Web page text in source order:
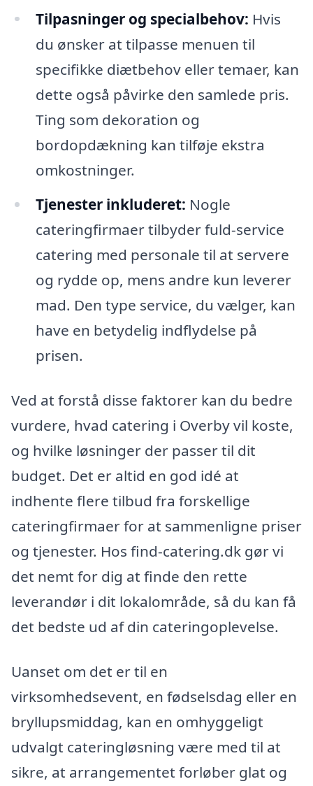
Tilpasninger og specialbehov: Hvis
du ønsker at tilpasse menuen til
specifikke diætbehov eller temaer, kan
dette også påvirke den samlede pris.
Ting som dekoration og
bordopdækning kan tilføje ekstra
omkostninger.
Tjenester inkluderet: Nogle
cateringfirmaer tilbyder fuld-service
catering med personale til at servere
og rydde op, mens andre kun leverer
mad. Den type service, du vælger, kan
have en betydelig indflydelse på
prisen.
Ved at forstå disse faktorer kan du bedre
vurdere, hvad catering i Overby vil koste,
og hvilke løsninger der passer til dit
budget. Det er altid en god idé at
indhente flere tilbud fra forskellige
cateringfirmaer for at sammenligne priser
og tjenester. Hos find-catering.dk gør vi
det nemt for dig at finde den rette
leverandør i dit lokalområde, så du kan få
det bedste ud af din cateringoplevelse.
Uanset om det er til en
virksomhedsevent, en fødselsdag eller en
bryllupsmiddag, kan en omhyggeligt
udvalgt cateringløsning være med til at
sikre, at arrangementet forløber glat og